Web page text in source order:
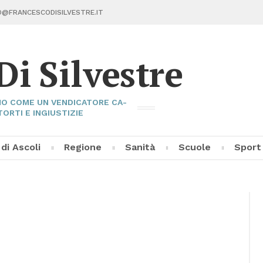
Sil­ve­stre
COME UN VEN­DI­CA­TO­RE CA­
E IN­GIU­STI­ZIE
Asco­li Re­gio­ne Sa­ni­tà Scuo­le Sport